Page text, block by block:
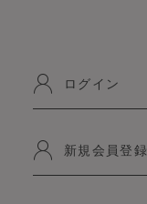
ログイン
新規会員登録